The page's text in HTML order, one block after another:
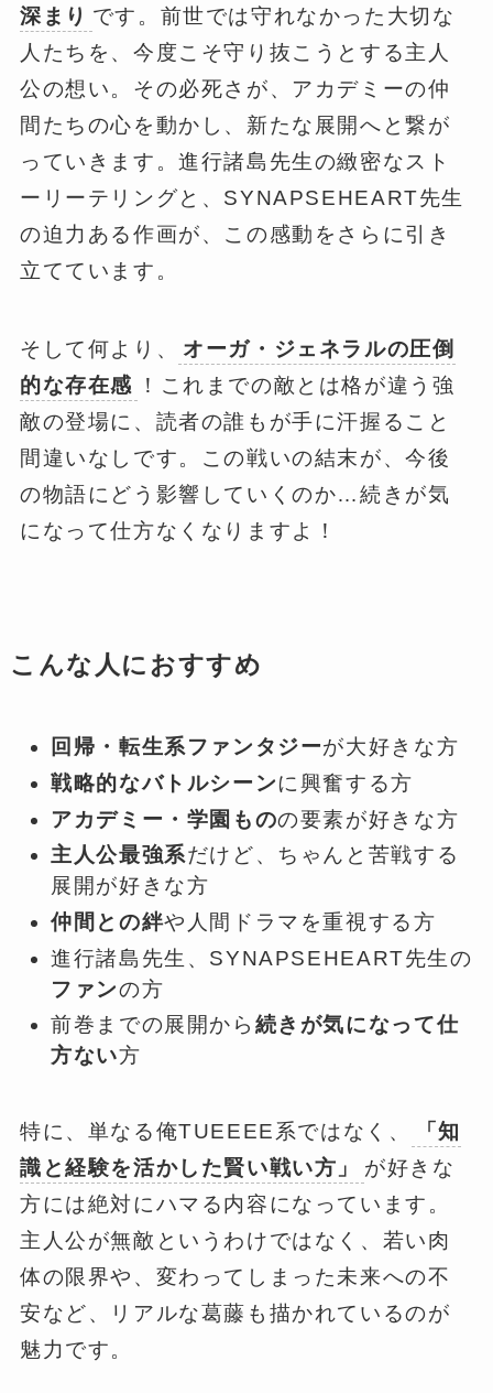
深まり です。前世では守れなかった大切な
人たちを、今度こそ守り抜こうとする主人
公の想い。その必死さが、アカデミーの仲
間たちの心を動かし、新たな展開へと繋が
っていきます。進行諸島先生の緻密なスト
ーリーテリングと、SYNAPSEHEART先生
の迫力ある作画が、この感動をさらに引き
立てています。
そして何より、
オーガ・ジェネラルの圧倒
的な存在感
！これまでの敵とは格が違う強
敵の登場に、読者の誰もが手に汗握ること
間違いなしです。この戦いの結末が、今後
の物語にどう影響していくのか…続きが気
になって仕方なくなりますよ！
こんな人におすすめ
回帰・転生系ファンタジーが大好きな方
戦略的なバトルシーンに興奮する方
アカデミー・学園ものの要素が好きな方
主人公最強系だけど、ちゃんと苦戦する
展開が好きな方
仲間との絆や人間ドラマを重視する方
進行諸島先生、SYNAPSEHEART先生の
ファンの方
前巻までの展開から 続きが気になって仕
方ない方
特に、単なる俺TUEEEE系ではなく、
「知
識と経験を活かした賢い戦い方」
が好きな
方には絶対にハマる内容になっています。
主人公が無敵というわけではなく、若い肉
体の限界や、変わってしまった未来への不
安など、リアルな葛藤も描かれているのが
魅力です。